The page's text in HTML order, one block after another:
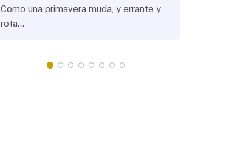
Como una primavera muda, y errante y
rota…